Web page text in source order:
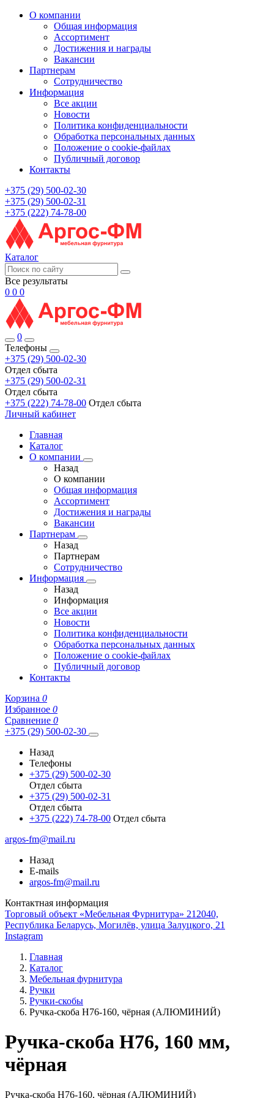
О компании
Общая информация
Ассортимент
Достижения и награды
Вакансии
Партнерам
Сотрудничество
Информация
Все акции
Новости
Политика конфиденциальности
Обработка персональных данных
Положение о cookie-файлах
Публичный договор
Контакты
+375 (29) 500-02-30
+375 (29) 500-02-31
+375 (222) 74-78-00
Каталог
Все результаты
0 0 0
0
Телефоны
+375 (29) 500-02-30
Отдел сбыта
+375 (29) 500-02-31
Отдел сбыта
+375 (222) 74-78-00 Отдел сбыта
Личный кабинет
Главная
Каталог
О компании
Назад
О компании
Общая информация
Ассортимент
Достижения и награды
Вакансии
Партнерам
Назад
Партнерам
Сотрудничество
Информация
Назад
Информация
Все акции
Новости
Политика конфиденциальности
Обработка персональных данных
Положение о cookie-файлах
Публичный договор
Контакты
Корзина 0
Избранное 0
Сравнение 0
+375 (29) 500-02-30
Назад
Телефоны
+375 (29) 500-02-30
Отдел сбыта
+375 (29) 500-02-31
Отдел сбыта
+375 (222) 74-78-00 Отдел сбыта
argos-fm@mail.ru
Назад
E-mails
argos-fm@mail.ru
Контактная информация
Торговый объект «Мебельная Фурнитура» 212040,
Республика Беларусь, Могилёв, улица Залуцкого, 21
Instagram
Главная
Каталог
Мебельная фурнитура
Ручки
Ручки-скобы
Ручка-скоба Н76-160, чёрная (АЛЮМИНИЙ)
Ручка-скоба H76, 160 мм,
чёрная
Ручка-скоба Н76-160, чёрная (АЛЮМИНИЙ)